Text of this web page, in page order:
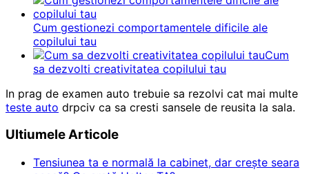
Cum gestionezi comportamentele dificile ale
copilului tau
Cum
sa dezvolti creativitatea copilului tau
In prag de examen auto trebuie sa rezolvi cat mai multe
teste auto drpciv ca sa cresti sansele de reusita la sala.
Ultiumele Articole
Tensiunea ta e normală la cabinet, dar crește seara